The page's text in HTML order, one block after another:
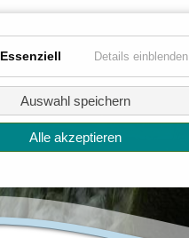
Essenziell Details einblenden
Auswahl speichern
Alle akzeptieren